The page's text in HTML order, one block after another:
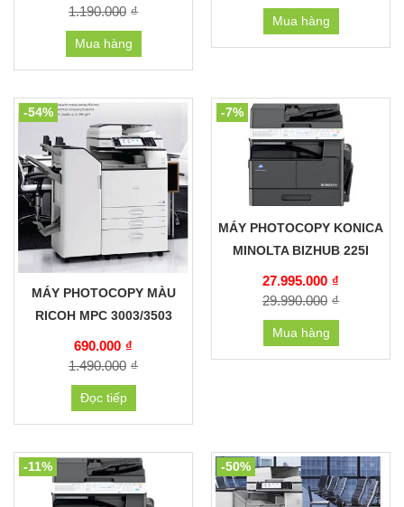
1.190.000 ₫
Mua hàng
Mua hàng
MÁY PHOTOCOPY MÀU
RICOH MPC 3003/3503
690.000 ₫
1.490.000 ₫
Đọc tiếp
-54%
MÁY PHOTOCOPY KONICA
MINOLTA BIZHUB 225I
27.995.000 ₫
29.990.000 ₫
Mua hàng
-7%
-11% -50%